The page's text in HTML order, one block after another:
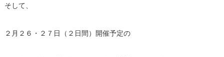
そして、
２月２６・２７日（２日間）開催予定の